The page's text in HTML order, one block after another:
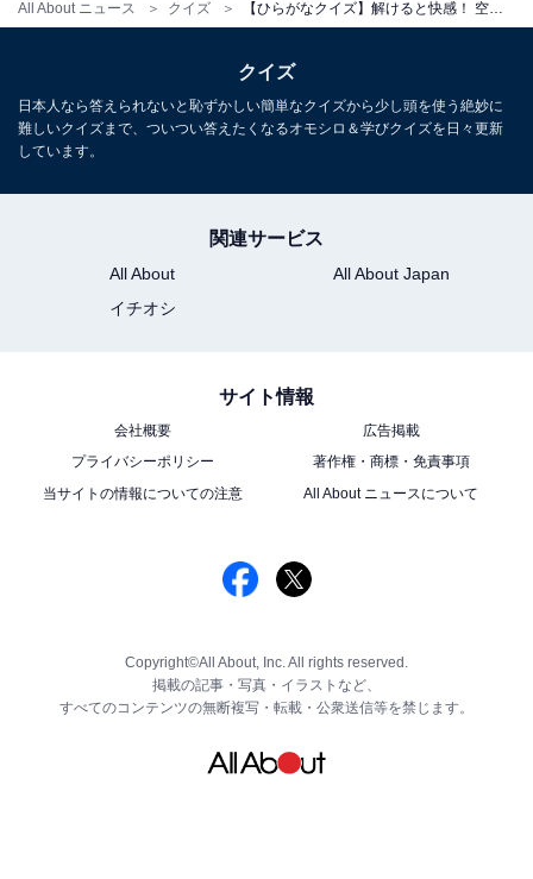
All About ニュース クイズ 【ひらがなクイズ】解けると快感！ 空欄に当てはまる2文字は？ ヒントはウインク
クイズ
日本人なら答えられないと恥ずかしい簡単なクイズから少し頭を使う絶妙に
難しいクイズまで、ついつい答えたくなるオモシロ＆学びクイズを日々更新
しています。
関連サービス
All About
All About Japan
イチオシ
サイト情報
会社概要
広告掲載
プライバシーポリシー
著作権・商標・免責事項
当サイトの情報についての注意
All About ニュースについて
Copyright©All About, Inc. All rights reserved.
掲載の記事・写真・イラストなど、
すべてのコンテンツの無断複写・転載・公衆送信等を禁じます。